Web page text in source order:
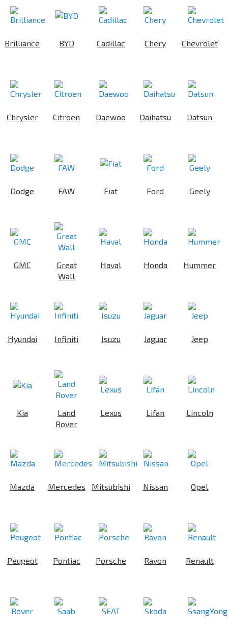
Brilliance BYD Cadillac Chery Chevrolet
Chrysler Citroen Daewoo Daihatsu Datsun
Dodge FAW Fiat Ford Geely
GMC
Great
Wall
Haval Honda Hummer
Hyundai Infiniti Isuzu Jaguar Jeep
Kia
Land
Rover
Lexus Lifan Lincoln
Mazda Mercedes Mitsubishi Nissan Opel
Peugeot Pontiac Porsche Ravon Renault